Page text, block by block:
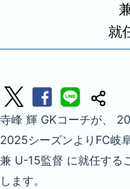
就
寺峰 輝 GKコーチが、
2025シーズンよりFC岐
兼 U-15監督 に就任する
します。